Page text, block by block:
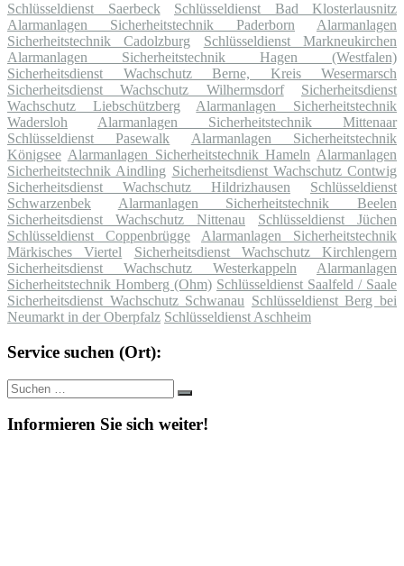
Schlüsseldienst Saerbeck
Schlüsseldienst Bad Klosterlausnitz
Alarmanlagen Sicherheitstechnik Paderborn
Alarmanlagen
Sicherheitstechnik Cadolzburg
Schlüsseldienst Markneukirchen
Alarmanlagen Sicherheitstechnik Hagen (Westfalen)
Sicherheitsdienst Wachschutz Berne, Kreis Wesermarsch
Sicherheitsdienst Wachschutz Wilhermsdorf
Sicherheitsdienst
Wachschutz Liebschützberg
Alarmanlagen Sicherheitstechnik
Wadersloh
Alarmanlagen Sicherheitstechnik Mittenaar
Schlüsseldienst Pasewalk
Alarmanlagen Sicherheitstechnik
Königsee Alarmanlagen Sicherheitstechnik Hameln Alarmanlagen
Sicherheitstechnik Aindling Sicherheitsdienst Wachschutz Contwig
Sicherheitsdienst Wachschutz Hildrizhausen
Schlüsseldienst
Schwarzenbek
Alarmanlagen Sicherheitstechnik Beelen
Sicherheitsdienst Wachschutz Nittenau
Schlüsseldienst Jüchen
Schlüsseldienst Coppenbrügge
Alarmanlagen Sicherheitstechnik
Märkisches Viertel
Sicherheitsdienst Wachschutz Kirchlengern
Sicherheitsdienst Wachschutz Westerkappeln
Alarmanlagen
Sicherheitstechnik Homberg (Ohm) Schlüsseldienst Saalfeld / Saale
Sicherheitsdienst Wachschutz Schwanau Schlüsseldienst Berg bei
Neumarkt in der Oberpfalz Schlüsseldienst Aschheim
Service suchen (Ort):
Suche
nach:
Suchen
Informieren Sie sich weiter!